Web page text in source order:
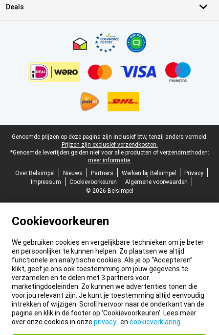
Deals
Juridische voettekst
Genoemde prijzen op deze pagina zijn inclusief btw, tenzij anders vermeld.
Prijzen zijn exclusief verzendkosten.
*Genoemde levertijden gelden niet voor alle producten of verzendmethoden:
meer informatie.
Over Belsimpel
Nieuws Partners Werken bij Belsimpel
Privacy
Impressum
Cookievoorkeuren
Algemene voorwaarden
© 2026 Belsimpel
Cookievoorkeuren
We gebruiken cookies en vergelijkbare technieken om je beter
en persoonlijker te kunnen helpen. Zo plaatsen we altijd
functionele en analytische cookies. Als je op “Accepteren”
klikt, geef je ons ook toestemming om jouw gegevens te
verzamelen en te delen met 3 partners voor
marketingdoeleinden. Zo kunnen we advertenties tonen die
voor jou relevant zijn. Je kunt je toestemming altijd eenvoudig
intrekken of wijzigen. Scroll hiervoor naar de onderkant van de
pagina en klik in de footer op 'Cookievoorkeuren'. Lees meer
over onze cookies in onze privacy- en cookieverklaring